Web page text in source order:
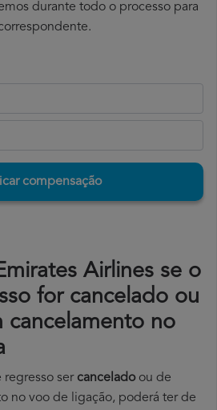
durante todo o processo para
compensação
Airlines se o
for cancelado ou
cancelamento no
regresso ser canceladoou de
no voo de ligação, poderá ter de